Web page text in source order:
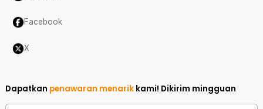
Facebook
X
Dapatkan penawaran menarik kami! Dikirim mingguan